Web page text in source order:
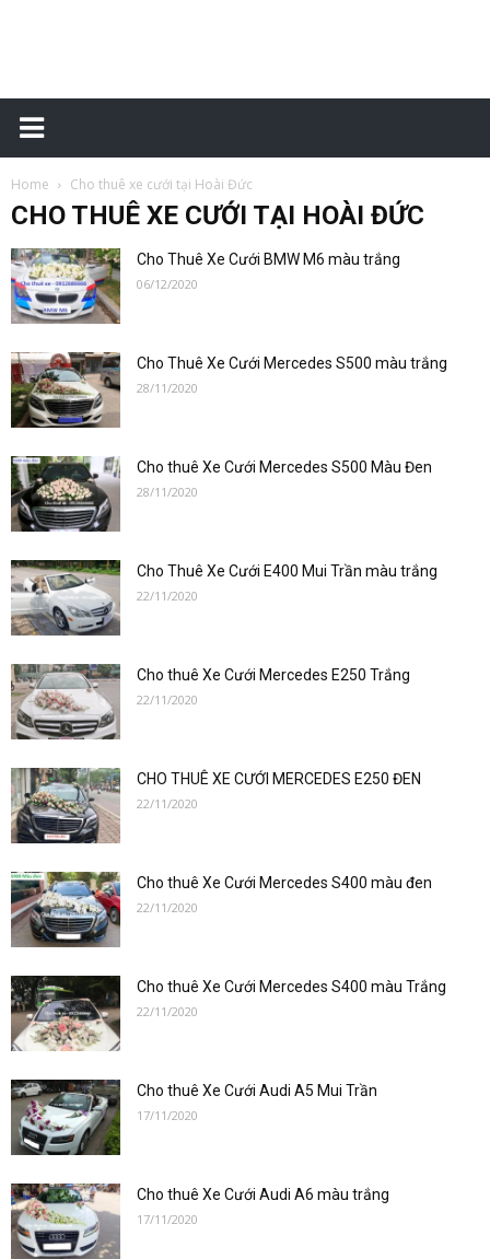
Xe
xe
1
chiều
|
Home Cho thuê xe cưới tại Hoài Đức
CHO THUÊ XE CƯỚI TẠI HOÀI ĐỨC
Cho Thuê Xe Cưới BMW M6 màu trắng
06/12/2020
Cho Thuê Xe Cưới Mercedes S500 màu trắng
28/11/2020
Cho thuê Xe Cưới Mercedes S500 Màu Đen
28/11/2020
Cho Thuê Xe Cưới E400 Mui Trần màu trắng
22/11/2020
Cho thuê Xe Cưới Mercedes E250 Trắng
22/11/2020
CHO THUÊ XE CƯỚI MERCEDES E250 ĐEN
22/11/2020
Cho thuê Xe Cưới Mercedes S400 màu đen
22/11/2020
Cho thuê Xe Cưới Mercedes S400 màu Trắng
22/11/2020
Cho thuê Xe Cưới Audi A5 Mui Trần
17/11/2020
Cho thuê Xe Cưới Audi A6 màu trắng
17/11/2020